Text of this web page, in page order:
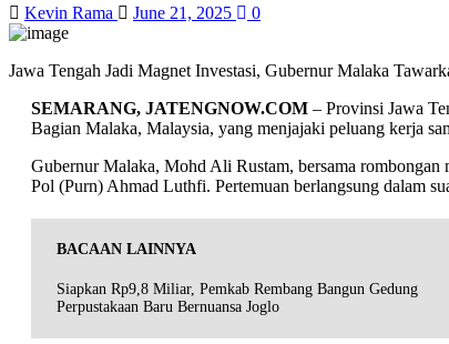
Kevin Rama June 21, 2025 0
Jawa Tengah Jadi Magnet Investasi, Gubernur Malaka
SEMARANG, JATENGNOW.COM – Provinsi Jawa
Bagian Malaka, Malaysia, yang menjajaki peluang kerja
Gubernur Malaka, Mohd Ali Rustam, bersama
Pol (Purn) Ahmad Luthfi. Pertemuan berlangsung dalam
BACAAN LAINNYA
Siapkan Rp9,8 Miliar, Pemkab Rembang Bangun Gedung
Perpustakaan Baru Bernuansa Joglo